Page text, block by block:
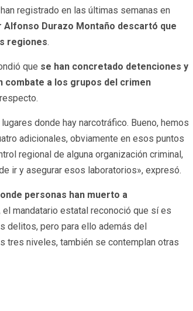
registrado en las últimas semanas en
Alfonso Durazo Montaño descartó que
regiones.
que se han concretado detenciones y
combate a los grupos del crimen
donde hay narcotráfico. Bueno, hemos
adicionales, obviamente en esos puntos
regional de alguna organización criminal,
ir y asegurar esos laboratorios», expresó.
personas han muerto a
el mandatario estatal reconoció que sí es
delitos, pero para ello además del
tres niveles, también se contemplan otras